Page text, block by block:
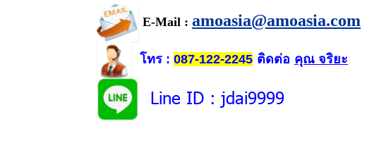
E-Mail : amoasia@amoasia.com
โทร : 087-122-2245 ติดต่อ คุณ จริยะ
Line ID : jdai9999